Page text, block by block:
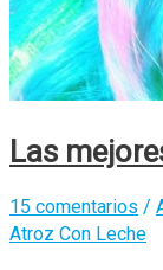
Las
15 comentarios /
Atroz Con Leche